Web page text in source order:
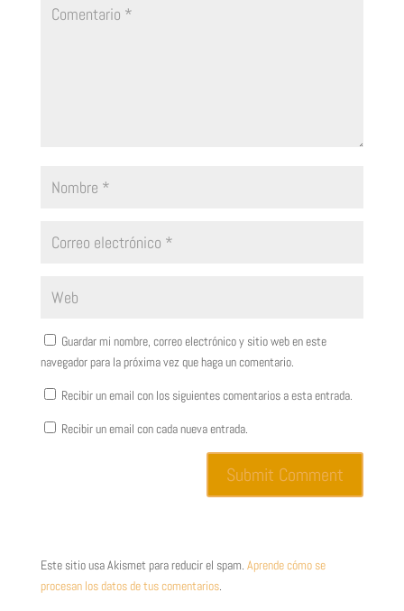
Guardar mi nombre, correo electrónico y sitio web en este
navegador para la próxima vez que haga un comentario.
Recibir un email con los siguientes comentarios a esta entrada.
Recibir un email con cada nueva entrada.
Este sitio usa Akismet para reducir el spam. Aprende cómo se
procesan los datos de tus comentarios.